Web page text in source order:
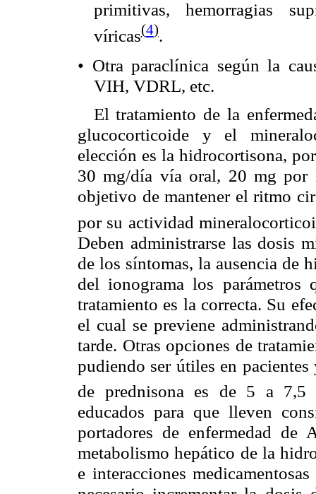
primitivas, hemorragias
víricas(4).
• Otra paraclínica según la
VIH, VDRL, etc.
El tratamiento de la
glucocorticoide y el
elección es la hidrocortisona,
30 mg/día vía oral, 20 mg
objetivo de mantener el ritmo
por su actividad
Deben administrarse las dosis
de los síntomas, la ausencia de
del ionograma los
tratamiento es la correcta. Su
el cual se previene
tarde. Otras opciones de
pudiendo ser útiles en
de prednisona es de 5 a 7,5
educados para que lleven
portadores de enfermedad de
metabolismo hepático de la
e interacciones